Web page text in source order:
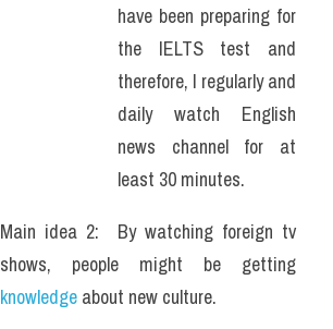
have been preparing for
the IELTS test and
therefore, I regularly and
daily watch English
news channel for at
least 30 minutes.
Main idea 2:  By watching foreign tv
knowledge about new culture.